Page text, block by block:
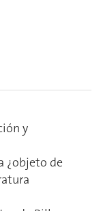
y
¿objeto de